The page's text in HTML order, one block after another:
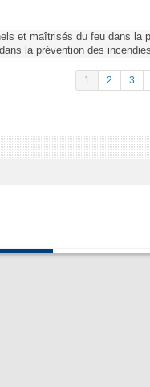
et maîtrisés du feu dans la
la prévention des
1 2 3